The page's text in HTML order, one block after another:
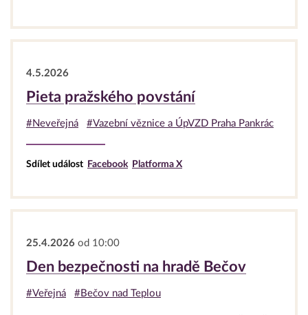
4.5.2026
Pieta pražského povstání
#Neveřejná #Vazební věznice a ÚpVZD Praha Pankrác
Sdílet událost Facebook Platforma X
25.4.2026 od 10:00
Den bezpečnosti na hradě Bečov
#Veřejná #Bečov nad Teplou